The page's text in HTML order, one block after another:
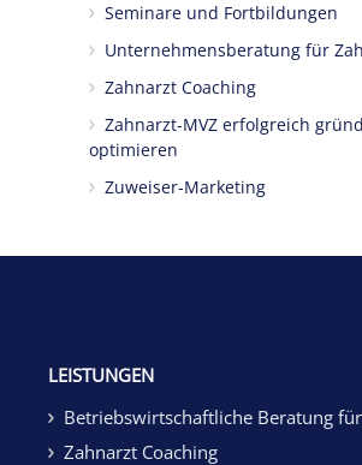
Seminare und Fortbildungen
Unternehmensberatung für
Zahnarzt Coaching
Zahnarzt-MVZ erfolgreich
optimieren
Zuweiser-Marketing
LEISTUNGEN
Betriebswirtschaftliche Beratung
Zahnarzt Coaching